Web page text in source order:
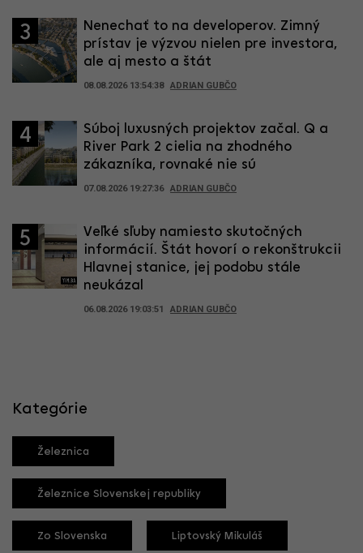
3
Nenechať to na developerov. Zimný
prístav je výzvou nielen pre investora,
ale aj mesto a štát
08.08.2026 13:54:38 ADRIAN GUBČO
4
Súboj luxusných projektov začal. Q a
River Park 2 cielia na zhodného
zákazníka, rovnaké nie sú
07.08.2026 19:27:36 ADRIAN GUBČO
5
Veľké sľuby namiesto skutočných
informácií. Štát hovorí o rekonštrukcii
Hlavnej stanice, jej podobu stále
neukázal
06.08.2026 19:03:51 ADRIAN GUBČO
Kategórie
Železnica
Železnice Slovenskej republiky
Zo Slovenska Liptovský Mikuláš